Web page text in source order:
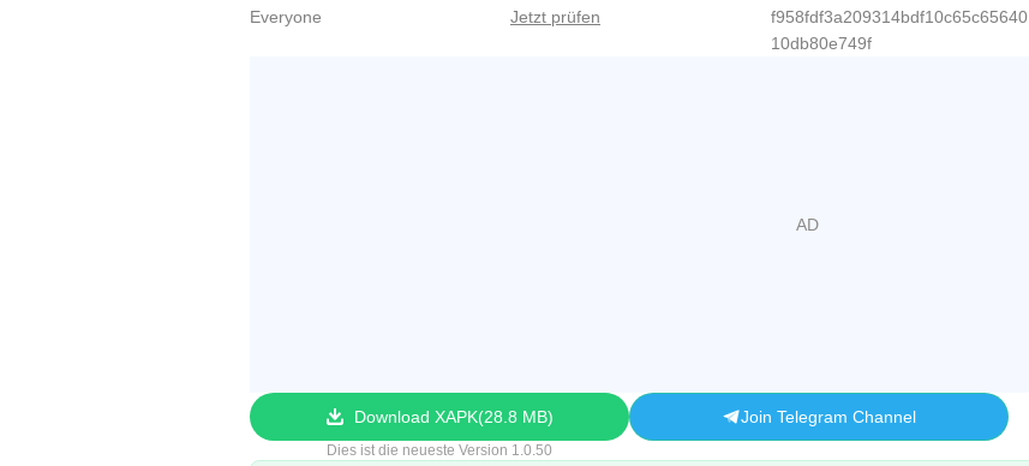
Everyone
Jetzt prüfen
f958fdf3a209314bdf10c65c65640
10db80e749f
Dies ist die neueste Version 1.0.50
Download XAPK 28.8 MB Join Telegram Channel